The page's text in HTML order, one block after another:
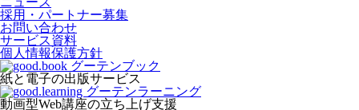
採用・パートナー募集
お問い合わせ
サービス資料
個人情報保護方針
紙と電子の出版サービス
動画型Web講座の立ち上げ支援